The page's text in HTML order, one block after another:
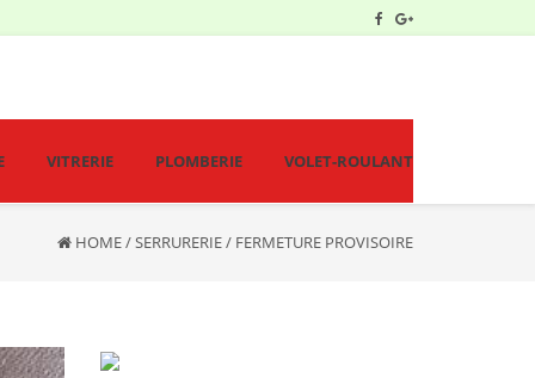
VITRERIE PLOMBERIE VOLET-ROULANT
HOME/SERRURERIE/ FERMETURE PROVISOIRE